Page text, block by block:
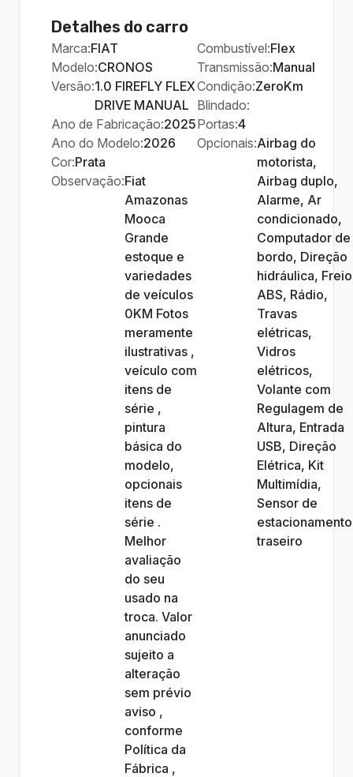
Detalhes do carro
Marca:FIAT
Modelo:CRONOS
Versão:1.0 FIREFLY FLEX
DRIVE MANUAL
Ano de Fabricação:2025
Ano do Modelo:2026
Cor:Prata
Observação:Fiat
Amazonas
Mooca
Grande
estoque e
variedades
de veículos
0KM Fotos
meramente
ilustrativas ,
veículo com
itens de
série ,
pintura
básica do
modelo,
opcionais
itens de
série .
Melhor
avaliação
do seu
usado na
troca. Valor
anunciado
sujeito a
alteração
sem prévio
aviso ,
conforme
Política da
Fábrica ,
Combustível:Flex
Transmissão:Manual
Condição:ZeroKm
Blindado:
Portas:4
Opcionais:Airbag do
motorista,
Airbag duplo,
Alarme, Ar
condicionado,
Computador de
bordo, Direção
hidráulica, Freio
ABS, Rádio,
Travas
elétricas,
Vidros
elétricos,
Volante com
Regulagem de
Altura, Entrada
USB, Direção
Elétrica, Kit
Multimídia,
Sensor de
estacionamento
traseiro